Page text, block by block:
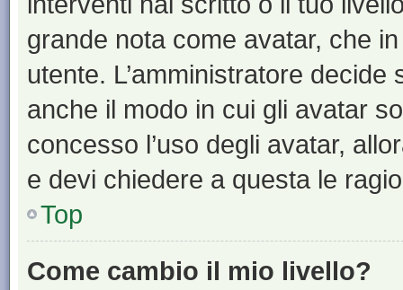
grande nota come avatar, che
utente. L’amministratore
anche il modo in cui gli avatar
concesso l’uso degli avatar,
e devi chiedere a questa le
Top
Come cambio il mio livello?